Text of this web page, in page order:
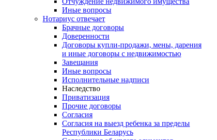
Иные вопросы
Нотариус отвечает
Брачные договоры
Доверенности
Договоры купли-продажи, мены, дарения
и иные договоры с недвижимостью
Завещания
Иные вопросы
Исполнительные надписи
Наследство
Приватизация
Прочие договоры
Согласия
Согласия на выезд ребенка за пределы
Республики Беларусь